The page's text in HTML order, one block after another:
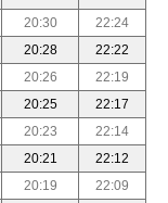
20:30
22:24
20:28
22:22
20:26
22:19
20:25
22:17
20:23
22:14
20:21
22:12
20:19
22:09